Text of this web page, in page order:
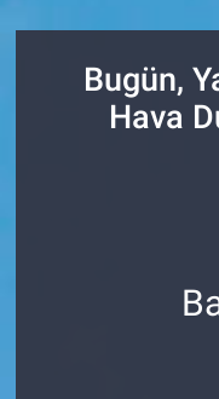
Bugün,
Hava
Magazin
Bölge Haberleri
Trafik Durumu
Süper Lig
Son Dakika